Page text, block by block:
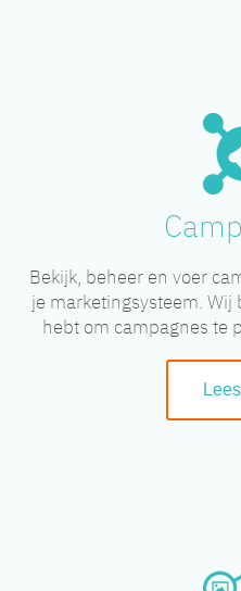
Bekijk, beheer en voer
je marketingsysteem.
hebt om campagnes te